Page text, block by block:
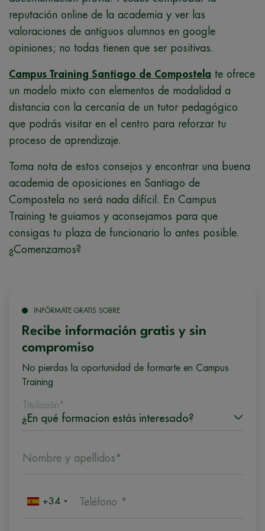
reputación online de la academia y ver las
valoraciones de antiguos alumnos en google
opiniones; no todas tienen que ser positivas.
Campus Training Santiago de Compostela te ofrece
un modelo mixto con elementos de modalidad a
distancia con la cercanía de un tutor pedagógico
que podrás visitar en el centro para reforzar tu
proceso de aprendizaje.
Toma nota de estos consejos y encontrar una buena
academia de oposiciones en Santiago de
Compostela no será nada difícil. En Campus
Training te guiamos y aconsejamos para que
consigas tu plaza de funcionario lo antes posible.
¿Comenzamos?
INFÓRMATE GRATIS SOBRE
Recibe información gratis y sin
compromiso
No pierdas la oportunidad de formarte en Campus
Training
Titulación*
Nombre y apellidos*
+34 Teléfono *